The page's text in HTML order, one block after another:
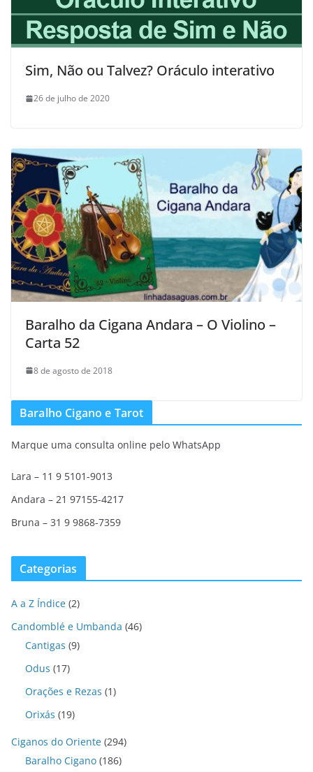
Sim, Não ou Talvez? Oráculo interativo
26 de julho de 2020
Baralho da Cigana Andara – O Violino –
Carta 52
8 de agosto de 2018
Baralho Cigano e Tarot
Marque uma consulta online pelo WhatsApp
Lara – 11 9 5101-9013
Andara – 21 97155-4217
Bruna – 31 9 9868-7359
Categorias
A a Z Índice (2)
Candomblé e Umbanda (46)
Cantigas (9)
Odus (17)
Orações e Rezas (1)
Orixás (19)
Ciganos do Oriente (294)
Baralho Cigano (186)